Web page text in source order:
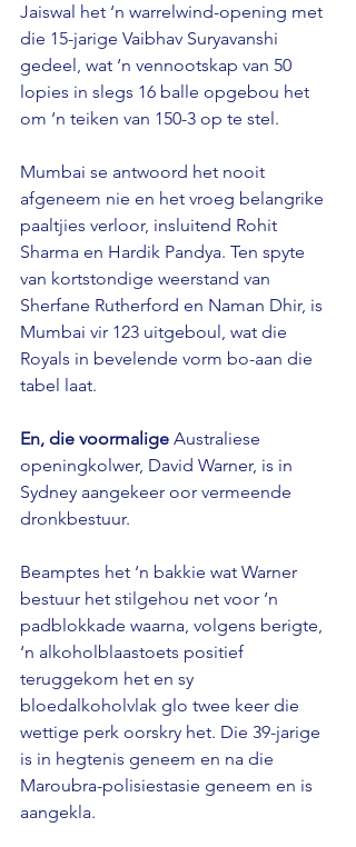
Jaiswal het ‘n warrelwind-opening met
die 15-jarige Vaibhav Suryavanshi
gedeel, wat ‘n vennootskap van 50
lopies in slegs 16 balle opgebou het
om ‘n teiken van 150-3 op te stel.
Mumbai se antwoord het nooit
afgeneem nie en het vroeg belangrike
paaltjies verloor, insluitend Rohit
Sharma en Hardik Pandya. Ten spyte
van kortstondige weerstand van
Sherfane Rutherford en Naman Dhir, is
Mumbai vir 123 uitgeboul, wat die
Royals in bevelende vorm bo-aan die
tabel laat.
En, die voormalige Australiese
openingkolwer, David Warner, is in
Sydney aangekeer oor vermeende
dronkbestuur.
Beamptes het ‘n bakkie wat Warner
bestuur het stilgehou net voor ‘n
padblokkade waarna, volgens berigte,
‘n alkoholblaastoets positief
teruggekom het en sy
bloedalkoholvlak glo twee keer die
wettige perk oorskry het. Die 39-jarige
is in hegtenis geneem en na die
Maroubra-polisiestasie geneem en is
aangekla.